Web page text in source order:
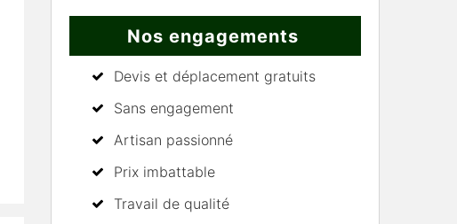
Nos engagements
Devis et déplacement gratuits
Sans engagement
Artisan passionné
Prix imbattable
Travail de qualité